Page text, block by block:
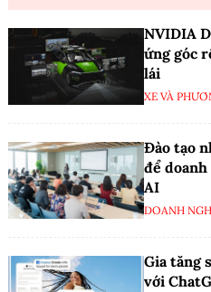
NVIDIA
ứng góc
lái
XE VÀ
Đào tạo
để
AI
DOANH
Gia tăng
với